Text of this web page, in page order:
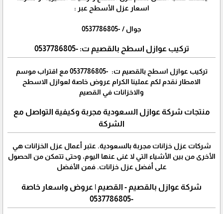
اسعار عزل الأسطح عبر :
جوال / -0537786805
تركيب عوازل اسطح بالقصيم ت: -0537786805
تركيب عوازل اسطح بالقصيم ت: -0537786805 مع اقتراب موسم
الامطار نقدم لكم عملينا الكرام عروض خاصة لعوازل الاسطح
والاخزانات في القصيم
منتجات شركة عوازل السعودية مجربة وكيفية التواصل مع
الشركة
شركات عزل خزانات مجربة بالسعودية. عتبر أعمال عزل الخزانات هي
الأخرى من بين الأشياء التي لا غنى عنها اليوم، وحتى تتمكن من الحصول
على أفضل عزل خزانات. فمن الأفضل
شركة عوازل بالقصيم - القصيم | عروض واسعار خاصة
-0537786805